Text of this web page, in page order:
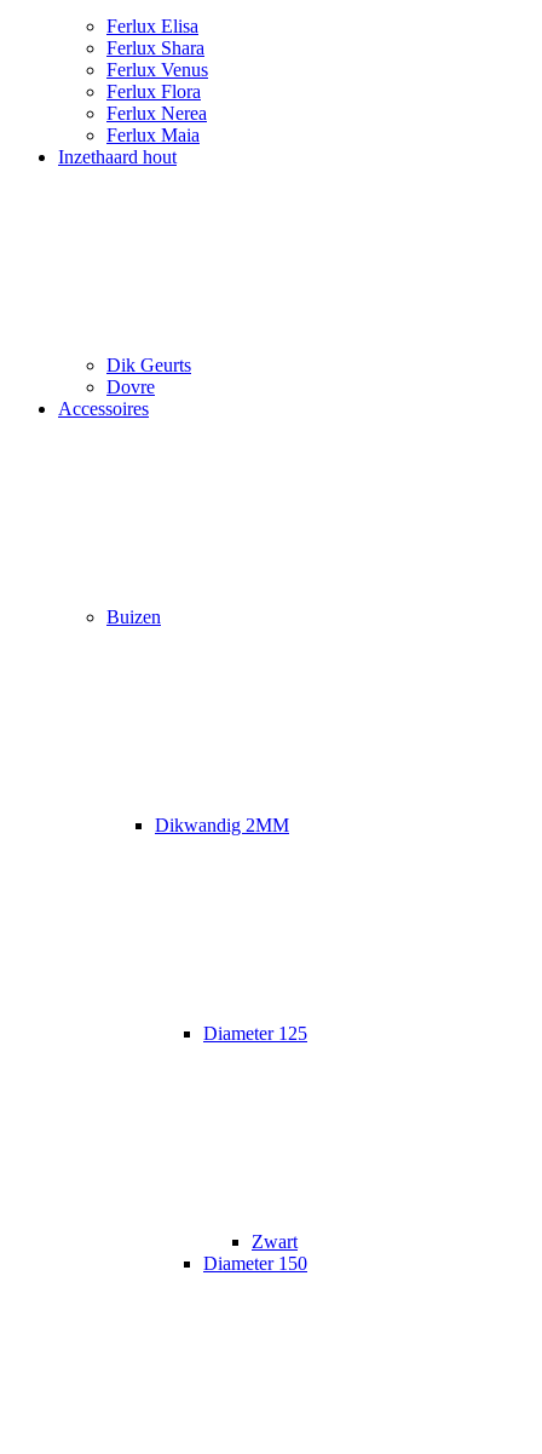
Ferlux Elisa
Ferlux Shara
Ferlux Venus
Ferlux Flora
Ferlux Nerea
Ferlux Maia
Inzethaard hout
Dik Geurts
Dovre
Accessoires
Buizen
Dikwandig 2MM
Diameter 125
Zwart
Diameter 150